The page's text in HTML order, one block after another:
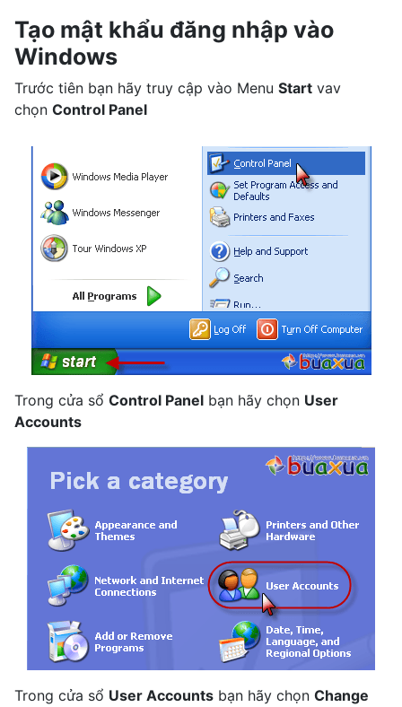
Tạo mật khẩu đăng nhập vào
Windows
Trước tiên bạn hãy truy cập vào Menu Start vav
chọn Control Panel
Trong cửa sổ Control Panel bạn hãy chọn User
Accounts
Trong cửa sổ User Accounts bạn hãy chọn Change